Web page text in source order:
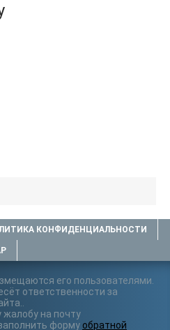
КОНФИДЕНЦИАЛЬНОСТИ
его пользователями.
ответственности за
на почту
форму обратной